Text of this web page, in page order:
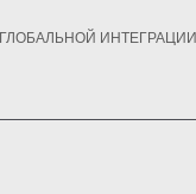
К ГЛОБАЛЬНОЙ ИНТЕГРАЦИИ